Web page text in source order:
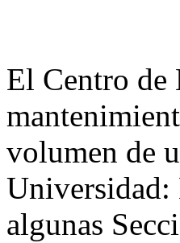
El Centro de
volumen de
Universidad:
algunas